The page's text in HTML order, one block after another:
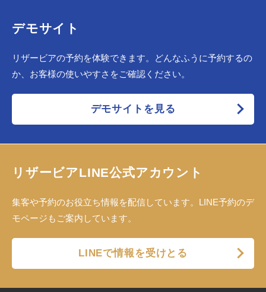
デモサイト
リザービアの予約を体験できます。どんなふうに予約するの
か、お客様の使いやすさをご確認ください。
デモサイトを見る
リザービアLINE公式アカウント
集客や予約のお役立ち情報を配信しています。LINE予約のデ
モページもご案内しています。
LINEで情報を受けとる